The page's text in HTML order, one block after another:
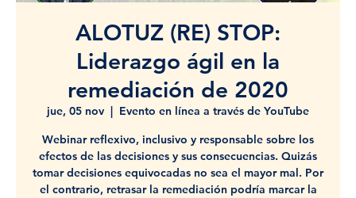
ALOTUZ (RE) STOP:
Liderazgo ágil en la
remediación de 2020
jue, 05 nov
Evento en línea a través de YouTube
Webinar reflexivo, inclusivo y responsable sobre los
efectos de las decisiones y sus consecuencias. Quizás
tomar decisiones equivocadas no sea el mayor mal. Por
el contrario, retrasar la remediación podría marcar la